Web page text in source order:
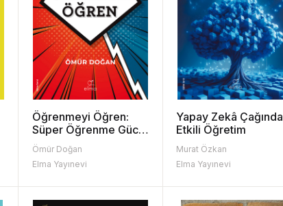
Öğrenmeyi Öğren:
Süper Öğrenme Gücü
- Gücünü Kullan
Ömür Doğan
Elma Yayınevi
Yapay Zekâ Çağında
Etkili Öğretim
Murat Özkan
Elma Yayınevi